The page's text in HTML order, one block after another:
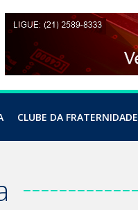
CLUBE DA FRATERNIDADE